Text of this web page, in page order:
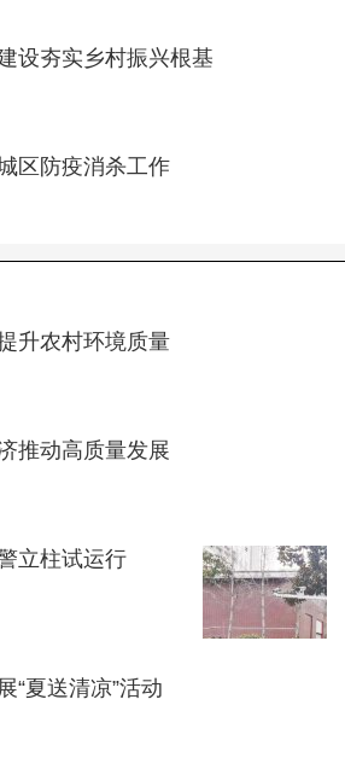
设夯实乡村振兴根基
区防疫消杀工作
升农村环境质量
推动高质量发展
立柱试运行
“夏送清凉”活动